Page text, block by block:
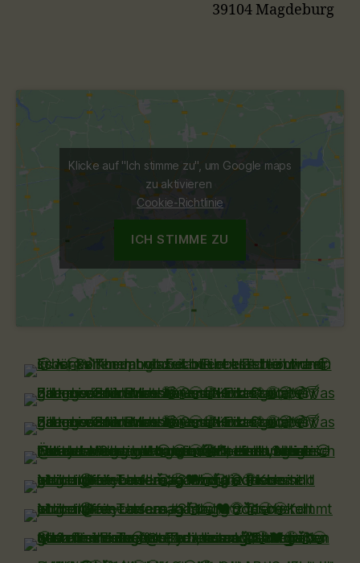
39104 Magdeburg
Klicke auf "Ich stimme zu", um Google maps
zu aktivieren
Cookie-Richtlinie
ICH STIMME ZU